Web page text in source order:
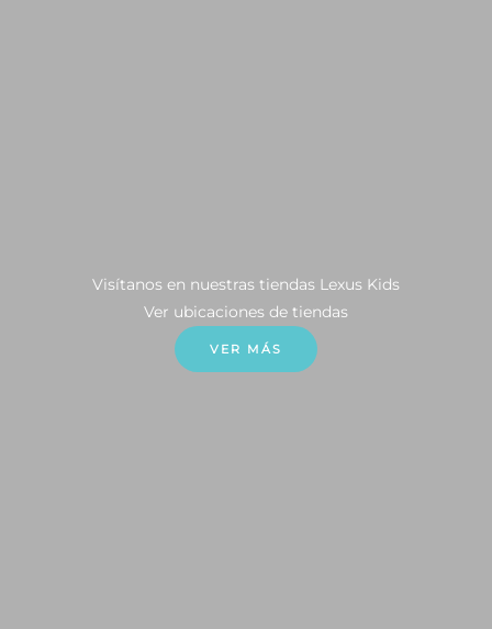
Visítanos en nuestras tiendas Lexus Kids
Ver ubicaciones de tiendas
VER MÁS